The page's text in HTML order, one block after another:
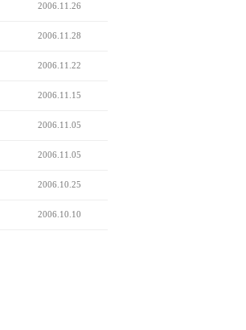
2006.11.26
2006.11.28
2006.11.22
2006.11.15
2006.11.05
2006.11.05
2006.10.25
2006.10.10